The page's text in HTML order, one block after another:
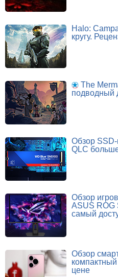
Halo:
кругу.
The
подводный
Обзор
QLC
Обзор
ASUS ROG
самый
Обзор
цене